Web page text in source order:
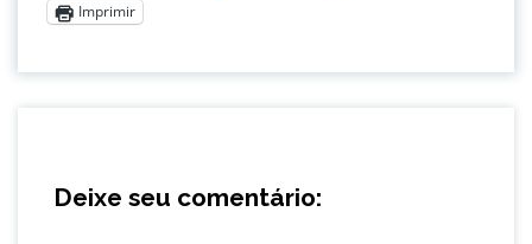
Imprimir
Deixe seu comentário: